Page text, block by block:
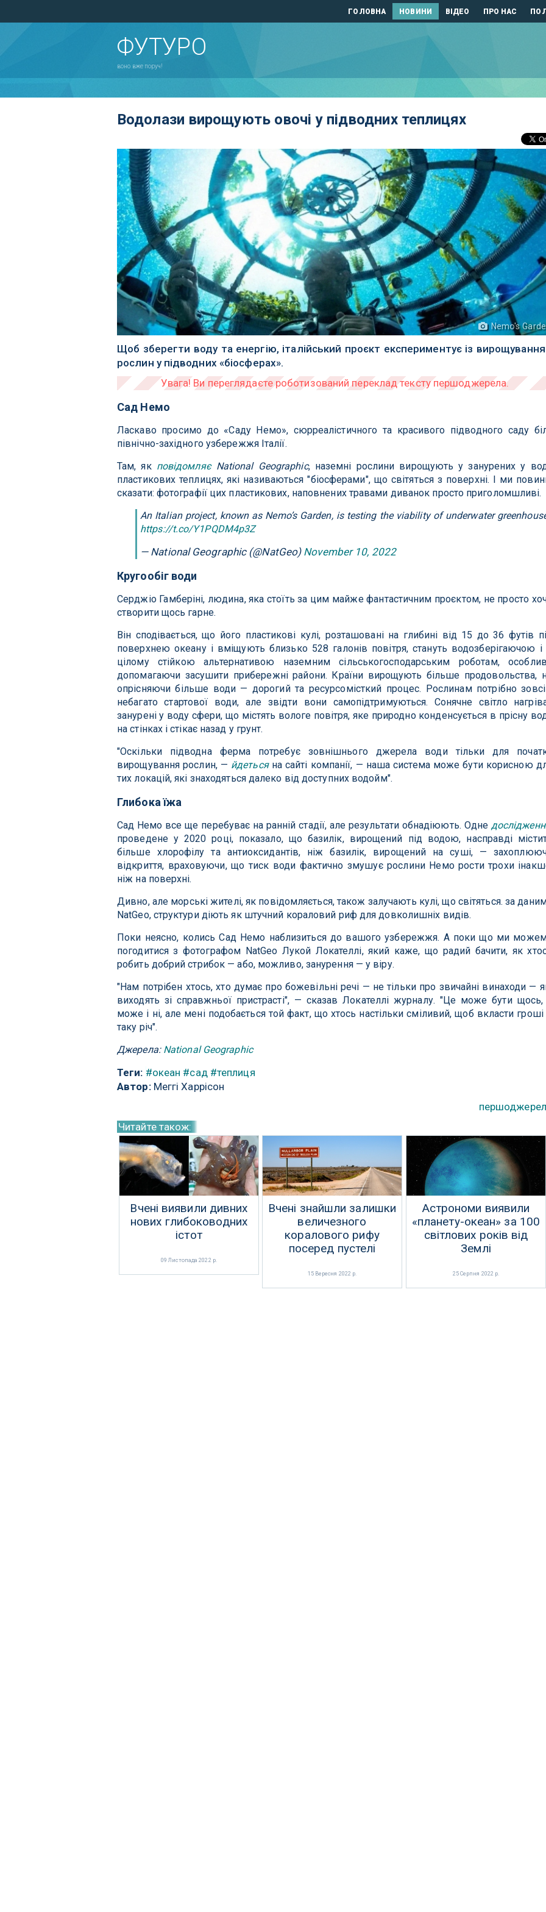
ГОЛОВНА НОВИНИ ВІДЕО ПРО НАС
ФУТУРО
воно вже поруч!
Водолази вирощують овочі у підводних теплицях
Nemo's
Щоб зберегти воду та енергію, італійський проєкт експериментує із
рослин у підводних «біосферах».
Сад Немо
Ласкаво просимо до «Саду Немо», сюрреалістичного та красивого підводного саду
північно-західного узбережжя Італії.
Там, як повідомляє National Geographic, наземні рослини вирощують у занурених у
пластикових теплицях, які називаються "біосферами", що світяться з поверхні. І ми
сказати: фотографії цих пластикових, наповнених травами диванок просто приголомшливі.
An Italian project, known as Nemo’s Garden, is testing the viability of underwater
https://t.co/Y1PQDM4p3Z
— National Geographic (@NatGeo) November 10, 2022
Кругообіг води
Серджіо Гамберіні, людина, яка стоїть за цим майже фантастичним проєктом, не просто
створити щось гарне.
Він сподівається, що його пластикові кулі, розташовані на глибині від 15 до 36 футів
поверхнею океану і вміщують близько 528 галонів повітря, стануть водозберігаючою
цілому стійкою альтернативою наземним сільськогосподарським роботам,
допомагаючи засушити прибережні райони. Країни вирощують більше продовольства,
опрісняючи більше води — дорогий та ресурсомісткий процес. Рослинам потрібно
небагато стартової води, але звідти вони самопідтримуються. Сонячне світло
занурені у воду сфери, що містять вологе повітря, яке природно конденсується в прісну
на стінках і стікає назад у грунт.
"Оскільки підводна ферма потребує зовнішнього джерела води тільки для
вирощування рослин, — йдетьсяна сайті компанії, — наша система може бути корисною
тих локацій, які знаходяться далеко від доступних водойм".
Глибока їжа
Сад Немо все ще перебуває на ранній стадії, але результати обнадіюють. Одне
проведене у 2020 році, показало, що базилік, вирощений під водою, насправді
більше хлорофілу та антиоксидантів, ніж базилік, вирощений на суші, —
відкриття, враховуючи, що тиск води фактично змушує рослини Немо рости трохи
ніж на поверхні.
Дивно, але морські жителі, як повідомляється, також залучають кулі, що світяться. за
NatGeo, структури діють як штучний кораловий риф для довколишніх видів.
Поки неясно, колись Сад Немо наблизиться до вашого узбережжя. А поки що ми
погодитися з фотографом NatGeo Лукой Локателлі, який каже, що радий бачити, як
робить добрий стрибок — або, можливо, занурення — у віру.
"Нам потрібен хтось, хто думає про божевільні речі — не тільки про звичайні винаходи —
виходять зі справжньої пристрасті", — сказав Локателлі журналу. "Це може бути
може і ні, але мені подобається той факт, що хтось настільки сміливий, щоб вкласти
таку річ".
Джерела: National Geographic
Теги: #океан #сад #теплиця
Автор:Меггі Харрісон
Читайте також:
Вчені виявили дивних
нових глибоководних
істот
09 Листопада 2022 р.
Вчені знайшли залишки
величезного
коралового рифу
посеред пустелі
15 Вересня 2022 р.
Астрономи виявили
«планету-океан» за 100
світлових років від
Землі
25 Серпня 2022 р.